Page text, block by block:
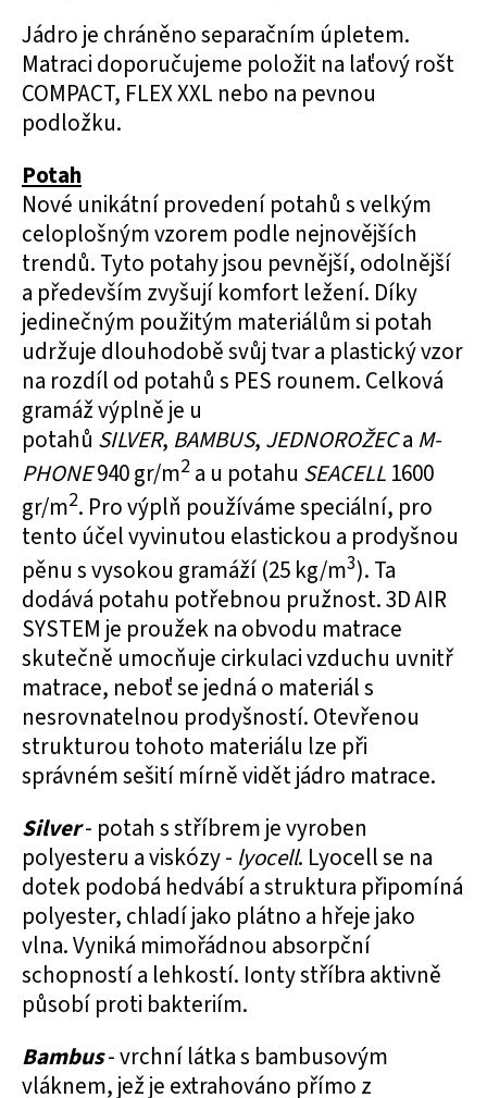
Jádro je chráněno separačním úpletem.
Matraci doporučujeme položit na laťový rošt
COMPACT, FLEX XXL nebo na pevnou
podložku.
Potah
Nové unikátní provedení potahů s velkým
celoplošným vzorem podle nejnovějších
trendů. Tyto potahy jsou pevnější, odolnější
a především zvyšují komfort ležení. Díky
jedinečným použitým materiálům si potah
udržuje dlouhodobě svůj tvar a plastický vzor
na rozdíl od potahů s PES rounem. Celková
gramáž výplně je u
potahů SILVER, BAMBUS, JEDNOROŽECa M-
PHONE940 gr/m2 a u potahu SEACELL 1600
gr/m2. Pro výplň používáme speciální, pro
tento účel vyvinutou elastickou a prodyšnou
pěnu s vysokou gramáží (25 kg/m3). Ta
dodává potahu potřebnou pružnost. 3D AIR
SYSTEM je proužek na obvodu matrace
skutečně umocňuje cirkulaci vzduchu uvnitř
matrace, neboť se jedná o materiál s
nesrovnatelnou prodyšností. Otevřenou
strukturou tohoto materiálu lze při
správném sešití mírně vidět jádro matrace.
Silver- potah s stříbrem je vyroben
polyesteru a viskózy - lyocell. Lyocell se na
dotek podobá hedvábí a struktura připomíná
polyester, chladí jako plátno a hřeje jako
vlna. Vyniká mimořádnou absorpční
schopností a lehkostí. Ionty stříbra aktivně
působí proti bakteriím.
Bambus- vrchní látka s bambusovým
vláknem, jež je extrahováno přímo z